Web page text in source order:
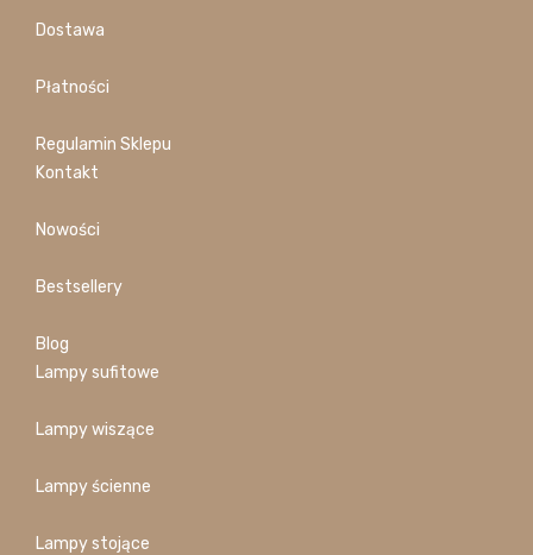
Dostawa
Płatności
Regulamin Sklepu
Kontakt
Nowości
Bestsellery
Blog
Lampy sufitowe
Lampy wiszące
Lampy ścienne
Lampy stojące